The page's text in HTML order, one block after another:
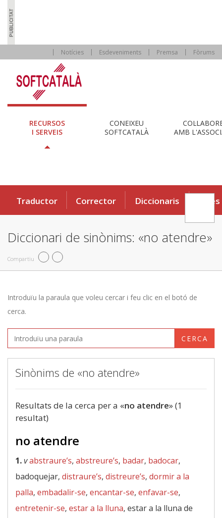
Notícies Esdeveniments Premsa Fòrums
RECURSOS
I SERVEIS
CONEIXEU
SOFTCATALÀ
AMB
Traductor Corrector Diccionaris Eines
Diccionari de sinònims: «no atendre»
Compartiu
Introduïu la paraula que voleu cercar i feu clic en el botó de
cerca.
CERCA
Sinònims de «no atendre»
Resultats de la cerca per a «no atendre» (1
resultat)
no atendre
1.vabstraure’s, abstreure’s, badar, badocar,
badoquejar, distraure’s, distreure’s, dormir a la
palla, embadalir-se, encantar-se, enfavar-se,
entretenir-se, estar a la lluna, estar a la lluna de